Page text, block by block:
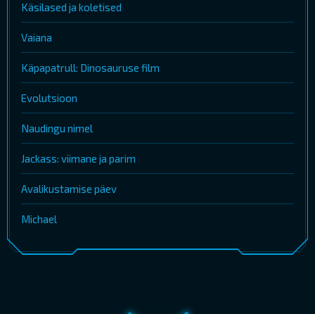
Käsilased ja koletised
Vaiana
Käpapatrull: Dinosauruse film
Evolutsioon
Naudingu nimel
Jackass: viimane ja parim
Avalikustamise päev
Michael